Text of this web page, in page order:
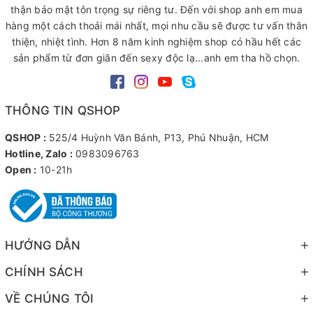
thận bảo mật tôn trọng sự riêng tư. Đến với shop anh em mua
hàng một cách thoải mái nhất, mọi nhu cầu sẽ được tư vấn thân
thiện, nhiệt tình. Hơn 8 năm kinh nghiệm shop có hầu hết các
sản phẩm từ đơn giãn đến sexy độc lạ...anh em tha hồ chọn.
THÔNG TIN QSHOP
QSHOP : 525/4 Huỳnh Văn Bánh, P13, Phú Nhuận, HCM
Hotline, Zalo : 0983096763
Open : 10-21h
HƯỚNG DẪN
CHÍNH SÁCH
VỀ CHÚNG TÔI